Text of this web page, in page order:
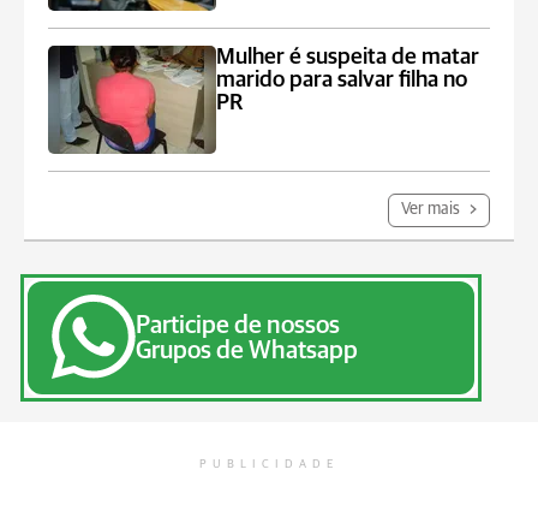
Mulher é suspeita de matar
marido para salvar filha no
PR
Ver mais
Participe de nossos
Grupos de Whatsapp
PUBLICIDADE